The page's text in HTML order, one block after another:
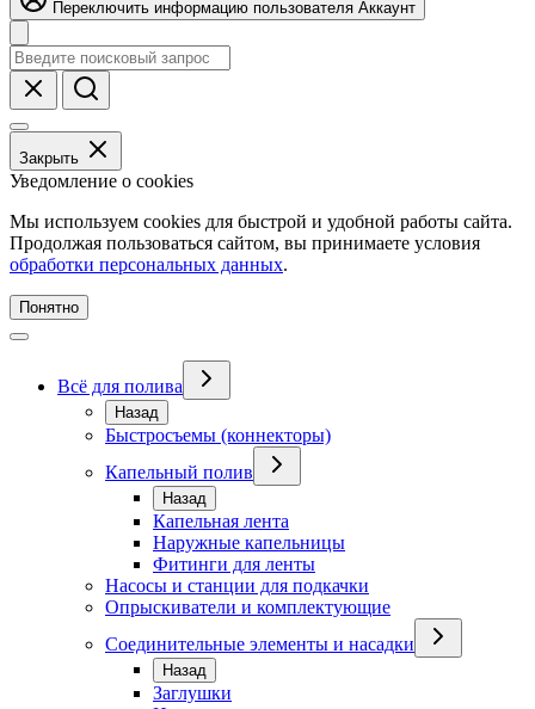
Переключить информацию пользователя Аккаунт
Закрыть
Уведомление о cookies
Мы используем cookies для быстрой и удобной работы сайта.
Продолжая пользоваться сайтом, вы принимаете условия
обработки персональных данных.
Понятно
Всё для полива
Назад
Быстросъемы (коннекторы)
Капельный полив
Назад
Капельная лента
Наружные капельницы
Фитинги для ленты
Насосы и станции для подкачки
Опрыскиватели и комплектующие
Соединительные элементы и насадки
Назад
Заглушки